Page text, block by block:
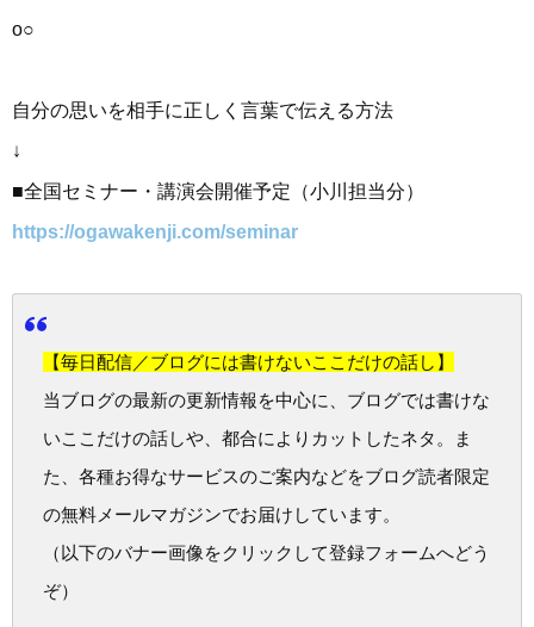
o○
自分の思いを相手に正しく言葉で伝える方法
↓
■全国セミナー・講演会開催予定（小川担当分）
https://ogawakenji.com/seminar
【毎日配信／ブログには書けないここだけの話し】
当ブログの最新の更新情報を中心に、ブログでは書けな
いここだけの話しや、都合によりカットしたネタ。ま
た、各種お得なサービスのご案内などをブログ読者限定
の無料メールマガジンでお届けしています。
（以下のバナー画像をクリックして登録フォームへどう
ぞ）